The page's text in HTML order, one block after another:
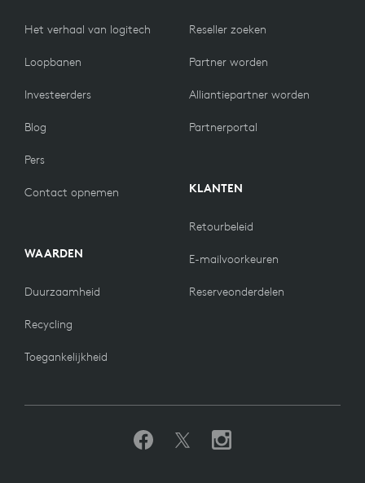
Het verhaal van logitech
Loopbanen
Investeerders
Blog
Pers
Contact opnemen
WAARDEN
Duurzaamheid
Recycling
Toegankelijkheid
Reseller zoeken
Partner worden
Alliantiepartner worden
Partnerportal
KLANTEN
Retourbeleid
E-mailvoorkeuren
Reserveonderdelen